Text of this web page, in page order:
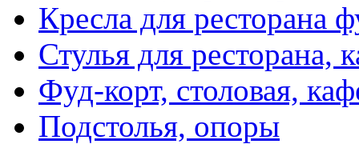
Кресла для ресторана
Стулья для ресторана,
Фуд-корт, столовая,
Подстолья, опоры